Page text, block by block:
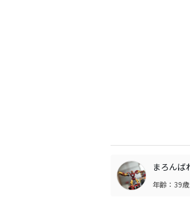
まろんば
年齢：39歳